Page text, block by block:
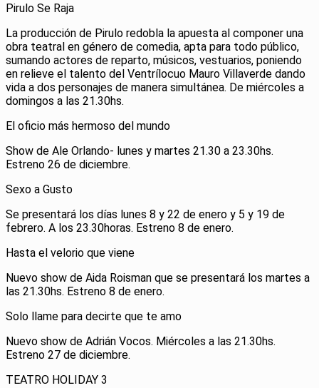
Pirulo Se Raja
La producción de Pirulo redobla la apuesta al componer una
obra teatral en género de comedia, apta para todo público,
sumando actores de reparto, músicos, vestuarios, poniendo
en relieve el talento del Ventrílocuo Mauro Villaverde dando
vida a dos personajes de manera simultánea. De miércoles a
domingos a las 21.30hs.
El oficio más hermoso del mundo
Show de Ale Orlando- lunes y martes 21.30 a 23.30hs.
Estreno 26 de diciembre.
Sexo a Gusto
Se presentará los días lunes 8 y 22 de enero y 5 y 19 de
febrero. A los 23.30horas. Estreno 8 de enero.
Hasta el velorio que viene
Nuevo show de Aida Roisman que se presentará los martes a
las 21.30hs. Estreno 8 de enero.
Solo llame para decirte que te amo
Nuevo show de Adrián Vocos. Miércoles a las 21.30hs.
Estreno 27 de diciembre.
TEATRO HOLIDAY 3